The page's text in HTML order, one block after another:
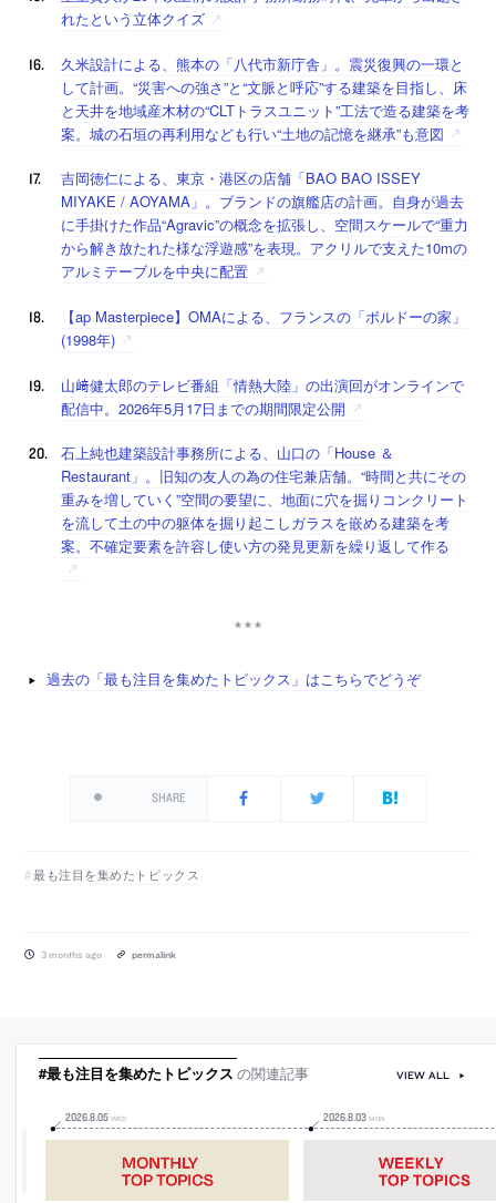
れたという立体クイズ
久米設計による、熊本の「八代市新庁舎」。震災復興の一環と
して計画。“災害への強さ”と“文脈と呼応”する建築を目指し、床
と天井を地域産木材の“CLTトラスユニット”工法で造る建築を考
案。城の石垣の再利用なども行い“土地の記憶を継承”も意図
吉岡徳仁による、東京・港区の店舗「BAO BAO ISSEY
MIYAKE / AOYAMA」。ブランドの旗艦店の計画。自身が過去
に手掛けた作品“Agravic”の概念を拡張し、空間スケールで“重力
から解き放たれた様な浮遊感”を表現。アクリルで支えた10mの
アルミテーブルを中央に配置
【ap Masterpiece】OMAによる、フランスの「ボルドーの家」
(1998年)
山﨑健太郎のテレビ番組「情熱大陸」の出演回がオンラインで
配信中。2026年5月17日までの期間限定公開
石上純也建築設計事務所による、山口の「House ＆
Restaurant」。旧知の友人の為の住宅兼店舗。“時間と共にその
重みを増していく”空間の要望に、地面に穴を掘りコンクリート
を流して土の中の躯体を掘り起こしガラスを嵌める建築を考
案。不確定要素を許容し使い方の発見更新を繰り返して作る
過去の「最も注目を集めたトピックス」はこちらでどうぞ
SHARE
最も注目を集めたトピックス
3 months ago permalink
#最も注目を集めたトピックス の関連記事
2026.8.05 WED 2026.8.03 MON
VIEW ALL